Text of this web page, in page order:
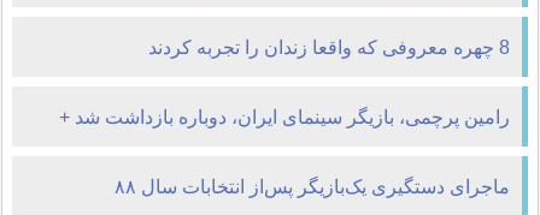
8 چهره معروفی که واقعا زندان را تجربه کردند
رامین پرچمی، بازیگر سینمای ایران، دوباره بازداشت شد +
سرنوشت فعلی او
ماجرای دستگیری یک‌بازیگر پس‌از انتخابات سال ۸۸